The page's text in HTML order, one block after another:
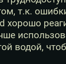
т.к.
водой,